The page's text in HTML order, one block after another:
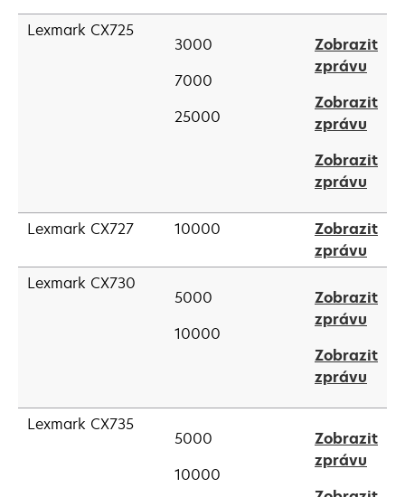
tab
new
tab
Lexmark CX725
3000
7000
25000
Zobrazit
zprávu
a
new
tab
Zobrazit
zprávu
a
new
tab
Zobrazit
zprávu
a
tab
Lexmark CX727 10000
Zobrazit
zprávu
in
a
Lexmark CX730
5000
10000
Zobrazit
zprávu
a
new
tab
Zobrazit
zprávu
new
tab
Lexmark CX735
5000
10000
Zobrazit
zprávu